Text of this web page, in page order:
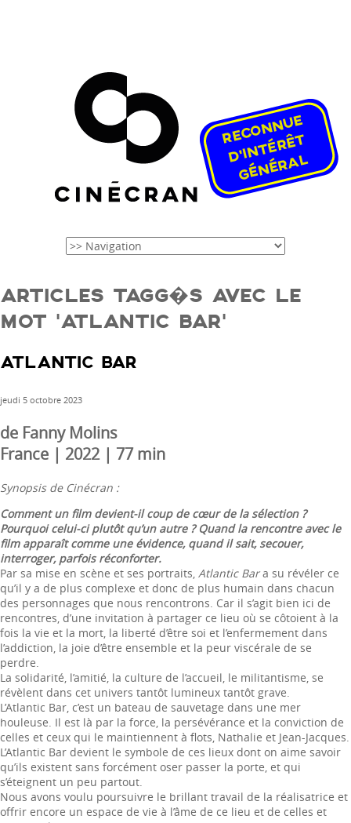
ARTICLES TAGG�S AVEC LE
MOT ‘ATLANTIC BAR’
ATLANTIC BAR
jeudi 5 octobre 2023
de Fanny Molins
France | 2022 | 77 min
Synopsis de Cinécran :
Comment un film devient-il coup de cœur de la sélection ?
Pourquoi celui-ci plutôt qu’un autre ? Quand la rencontre avec le
film apparaît comme une évidence, quand il sait, secouer,
interroger, parfois réconforter.
Par sa mise en scène et ses portraits, Atlantic Bara su révéler ce
qu’il y a de plus complexe et donc de plus humain dans chacun
des personnages que nous rencontrons. Car il s’agit bien ici de
rencontres, d’une invitation à partager ce lieu où se côtoient à la
fois la vie et la mort, la liberté d’être soi et l’enfermement dans
l’addiction, la joie d’être ensemble et la peur viscérale de se
perdre.
La solidarité, l’amitié, la culture de l’accueil, le militantisme, se
révèlent dans cet univers tantôt lumineux tantôt grave.
L’Atlantic Bar, c’est un bateau de sauvetage dans une mer
houleuse. Il est là par la force, la persévérance et la conviction de
celles et ceux qui le maintiennent à flots, Nathalie et Jean-Jacques.
L’Atlantic Bar devient le symbole de ces lieux dont on aime savoir
qu’ils existent sans forcément oser passer la porte, et qui
s’éteignent un peu partout.
Nous avons voulu poursuivre le brillant travail de la réalisatrice et
offrir encore un espace de vie à l’âme de ce lieu et de celles et